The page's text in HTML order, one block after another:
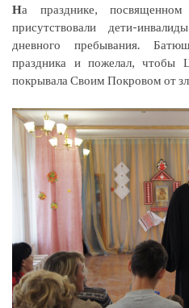
На празднике,
присутствовали дети-
дневного пребывания.
праздника и пожелал, чтобы
покрывала Своим Покровом от